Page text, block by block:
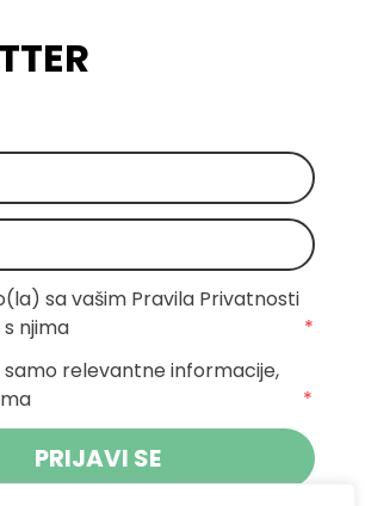
sa vašim Pravila Privatnosti
njima
*
samo relevantne informacije,
*
PRIJAVI SE